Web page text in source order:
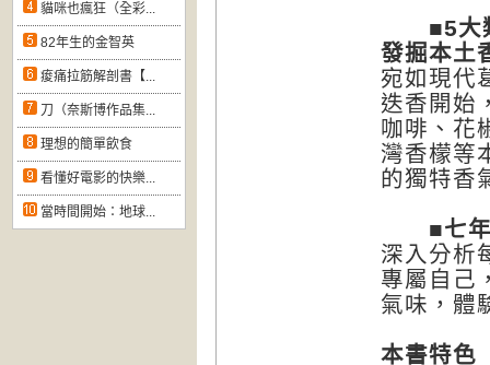
貓咪也瘋狂（全彩...
82年生的金智英
痠痛拉筋解剖書【...
刀（奈斯博作品集...
理想的簡單飲食
看懂好電影的快樂...
當時間開始：地球...
■5大類
發掘本土
宛如現代
迭香開始
咖啡、花
灣香檬等
的獨特香
■七年
深入分析
專屬自己
氣味，體
本書特色